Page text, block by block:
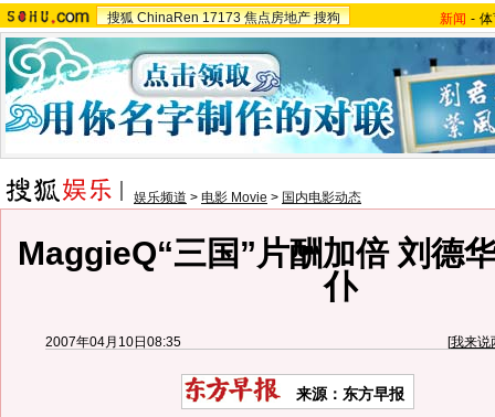
搜狐 ChinaRen 17173 焦点房地产 搜狗 新闻 -
娱乐频道 > 电影 Movie > 国内电影动态
MaggieQ“三国”片酬加倍 刘德
仆
2007年04月10日08:35 [我来说
来源：东方早报